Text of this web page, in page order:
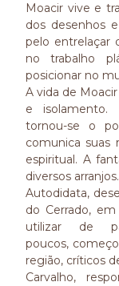
Moacir vive e
dos desenhos
pelo entrelaçar
no trabalho
posicionar no
A vida de
e isolamento.
tornou-se o
comunica suas
espiritual. A
diversos arranjos.
Autodidata,
do Cerrado,
utilizar de
poucos,
região, críticos
Carvalho,